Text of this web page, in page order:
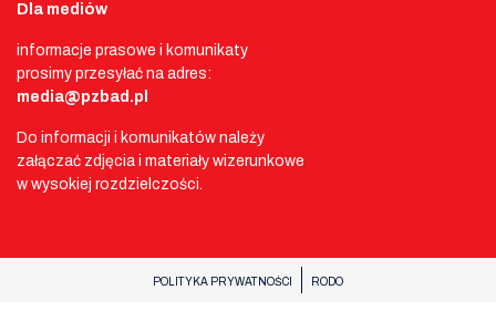
Dla mediów
informacje prasowe i komunikaty
prosimy przesyłać na adres:
media@pzbad.pl
Do informacji i komunikatów należy
załączać zdjęcia i materiały wizerunkowe
w wysokiej rozdzielczości.
POLITYKA PRYWATNOŚCI RODO